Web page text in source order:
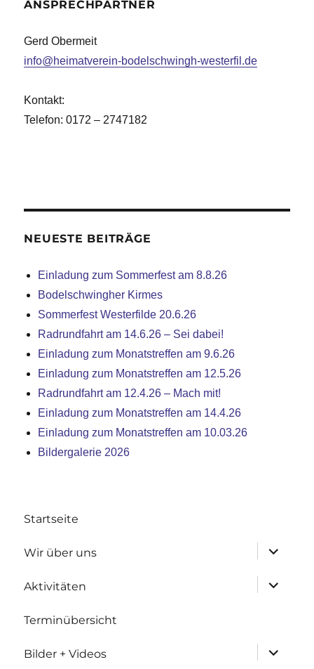
ANSPRECHPARTNER
Gerd Obermeit
info@heimatverein-bodelschwingh-westerfil.de
Kontakt:
Telefon: 0172 – 2747182
NEUESTE BEITRÄGE
Einladung zum Sommerfest am 8.8.26
Bodelschwingher Kirmes
Sommerfest Westerfilde 20.6.26
Radrundfahrt am 14.6.26 – Sei dabei!
Einladung zum Monatstreffen am 9.6.26
Einladung zum Monatstreffen am 12.5.26
Radrundfahrt am 12.4.26 – Mach mit!
Einladung zum Monatstreffen am 14.4.26
Einladung zum Monatstreffen am 10.03.26
Bildergalerie 2026
Startseite
Wir über uns
Aktivitäten
Terminübersicht
Bilder + Videos